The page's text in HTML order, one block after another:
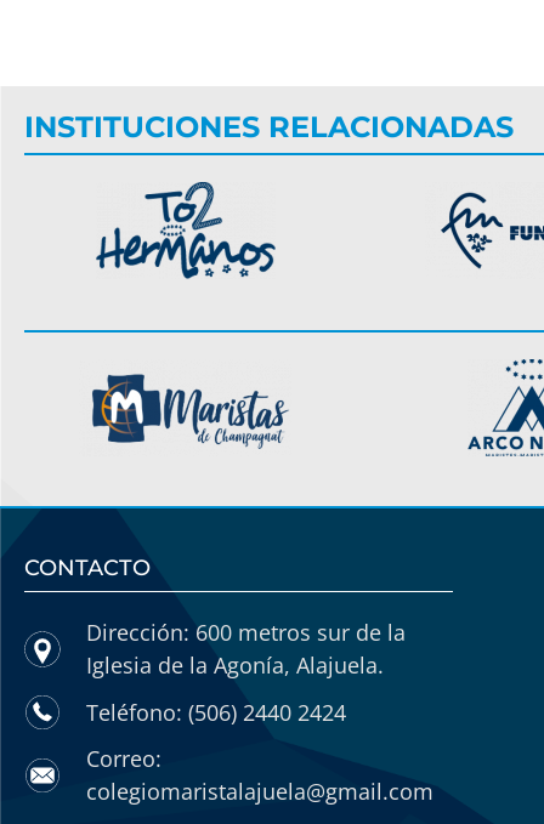
INSTITUCIONES RELACIONADAS
CONTACTO
Dirección: 600 metros sur de la
Iglesia de la Agonía, Alajuela.
Teléfono: (506) 2440 2424
Correo:
colegiomaristalajuela@gmail.com